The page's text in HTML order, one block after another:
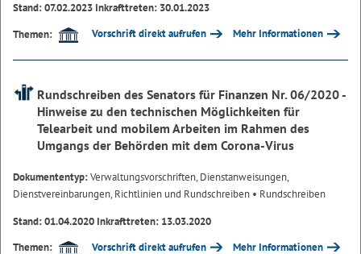
Stand: 07.02.2023 Inkrafttreten: 30.01.2023
Themen:
Vorschrift direkt aufrufen Mehr Informationen
Rundschreiben des Senators für Finanzen Nr. 06/2020 -
Hinweise zu den technischen Möglichkeiten für
Telearbeit und mobilem Arbeiten im Rahmen des
Umgangs der Behörden mit dem Corona-Virus
Dokumententyp:Verwaltungsvorschriften, Dienstanweisungen,
Dienstvereinbarungen, Richtlinien und Rundschreiben • Rundschreiben
Stand: 01.04.2020 Inkrafttreten: 13.03.2020
Themen:
Vorschrift direkt aufrufen Mehr Informationen